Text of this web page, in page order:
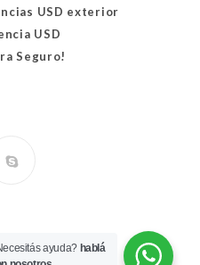
USD exterior
USD
Seguro!
ayuda? hablá